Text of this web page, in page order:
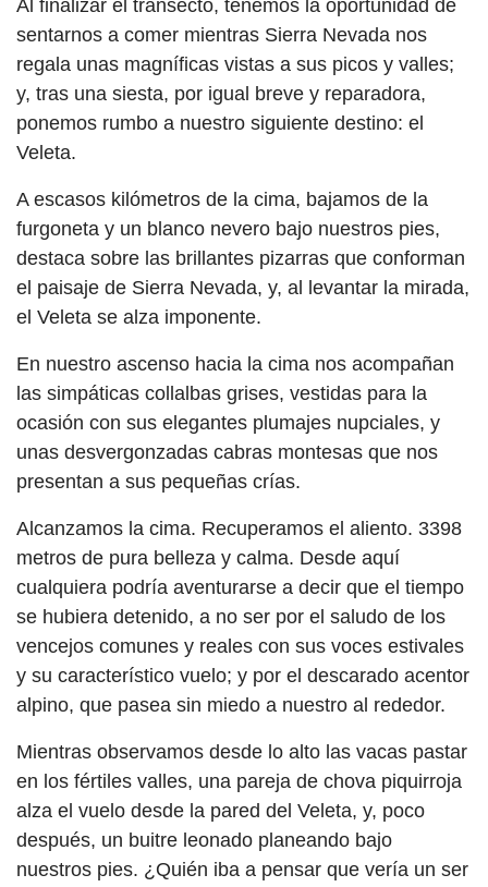
Al finalizar el transecto, tenemos la oportunidad de
sentarnos a comer mientras Sierra Nevada nos
regala unas magníficas vistas a sus picos y valles;
y, tras una siesta, por igual breve y reparadora,
ponemos rumbo a nuestro siguiente destino: el
Veleta.
A escasos kilómetros de la cima, bajamos de la
furgoneta y un blanco nevero bajo nuestros pies,
destaca sobre las brillantes pizarras que conforman
el paisaje de Sierra Nevada, y, al levantar la mirada,
el Veleta se alza imponente.
En nuestro ascenso hacia la cima nos acompañan
las simpáticas collalbas grises, vestidas para la
ocasión con sus elegantes plumajes nupciales, y
unas desvergonzadas cabras montesas que nos
presentan a sus pequeñas crías.
Alcanzamos la cima. Recuperamos el aliento. 3398
metros de pura belleza y calma. Desde aquí
cualquiera podría aventurarse a decir que el tiempo
se hubiera detenido, a no ser por el saludo de los
vencejos comunes y reales con sus voces estivales
y su característico vuelo; y por el descarado acentor
alpino, que pasea sin miedo a nuestro al rededor.
Mientras observamos desde lo alto las vacas pastar
en los fértiles valles, una pareja de chova piquirroja
alza el vuelo desde la pared del Veleta, y, poco
después, un buitre leonado planeando bajo
nuestros pies. ¿Quién iba a pensar que vería un ser